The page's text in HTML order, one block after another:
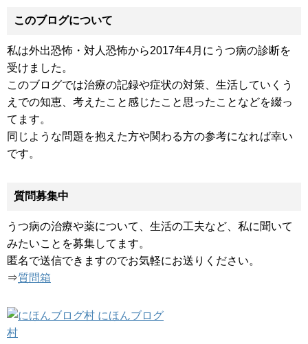
このブログについて
私は外出恐怖・対人恐怖から2017年4月にうつ病の診断を
受けました。
このブログでは治療の記録や症状の対策、生活していくう
えでの知恵、考えたこと感じたこと思ったことなどを綴っ
てます。
同じような問題を抱えた方や関わる方の参考になれば幸い
です。
質問募集中
うつ病の治療や薬について、生活の工夫など、私に聞いて
みたいことを募集してます。
匿名で送信できますのでお気軽にお送りください。
⇒質問箱